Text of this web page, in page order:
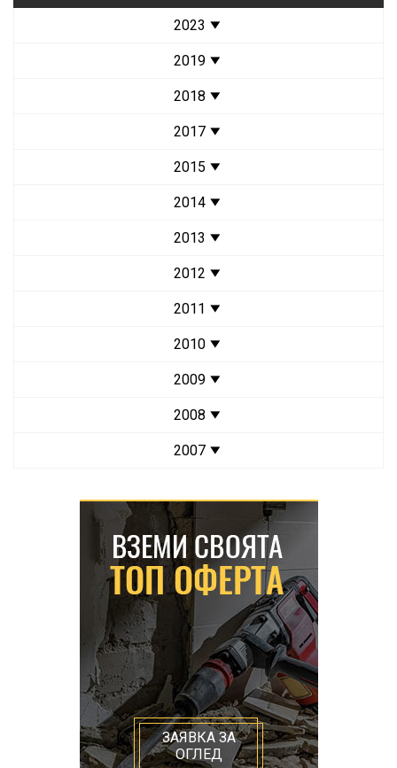
2023
2019
2018
2017
2015
2014
2013
2012
2011
2010
2009
2008
2007
ЗАЯВКА ЗА
ОГЛЕД